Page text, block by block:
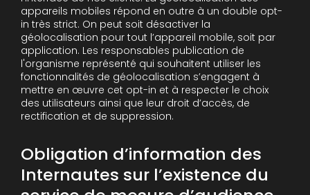
appareils mobiles répond en outre à un double opt-
in très strict. On peut soit désactiver la
géolocalisation pour tout l’appareil mobile, soit par
application. Les responsables publication de
l'organisme représenté qui souhaitent utiliser les
fonctionnalités de géolocalisation s’engagent à
mettre en œuvre cet opt-in et à respecter le choix
des utilisateurs ainsi que leur droit d’accès, de
rectification et de suppression.
Obligation d’information des
Internautes sur l’existence du